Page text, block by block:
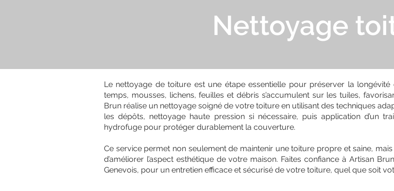
Nettoyage
Le nettoyage de toiture est une étape essentielle pour préserver la longévité
temps, mousses, lichens, feuilles et débris s’accumulent sur les tuiles,
Brun réalise un nettoyage soigné de votre toiture en utilisant des techniques
les dépôts, nettoyage haute pression si nécessaire, puis application d’un
hydrofuge pour protéger durablement la couverture.
Ce service permet non seulement de maintenir une toiture propre et saine,
d’améliorer l’aspect esthétique de votre maison. Faites confiance à Artisan
Genevois, pour un entretien efficace et sécurisé de votre toiture, quel que soit